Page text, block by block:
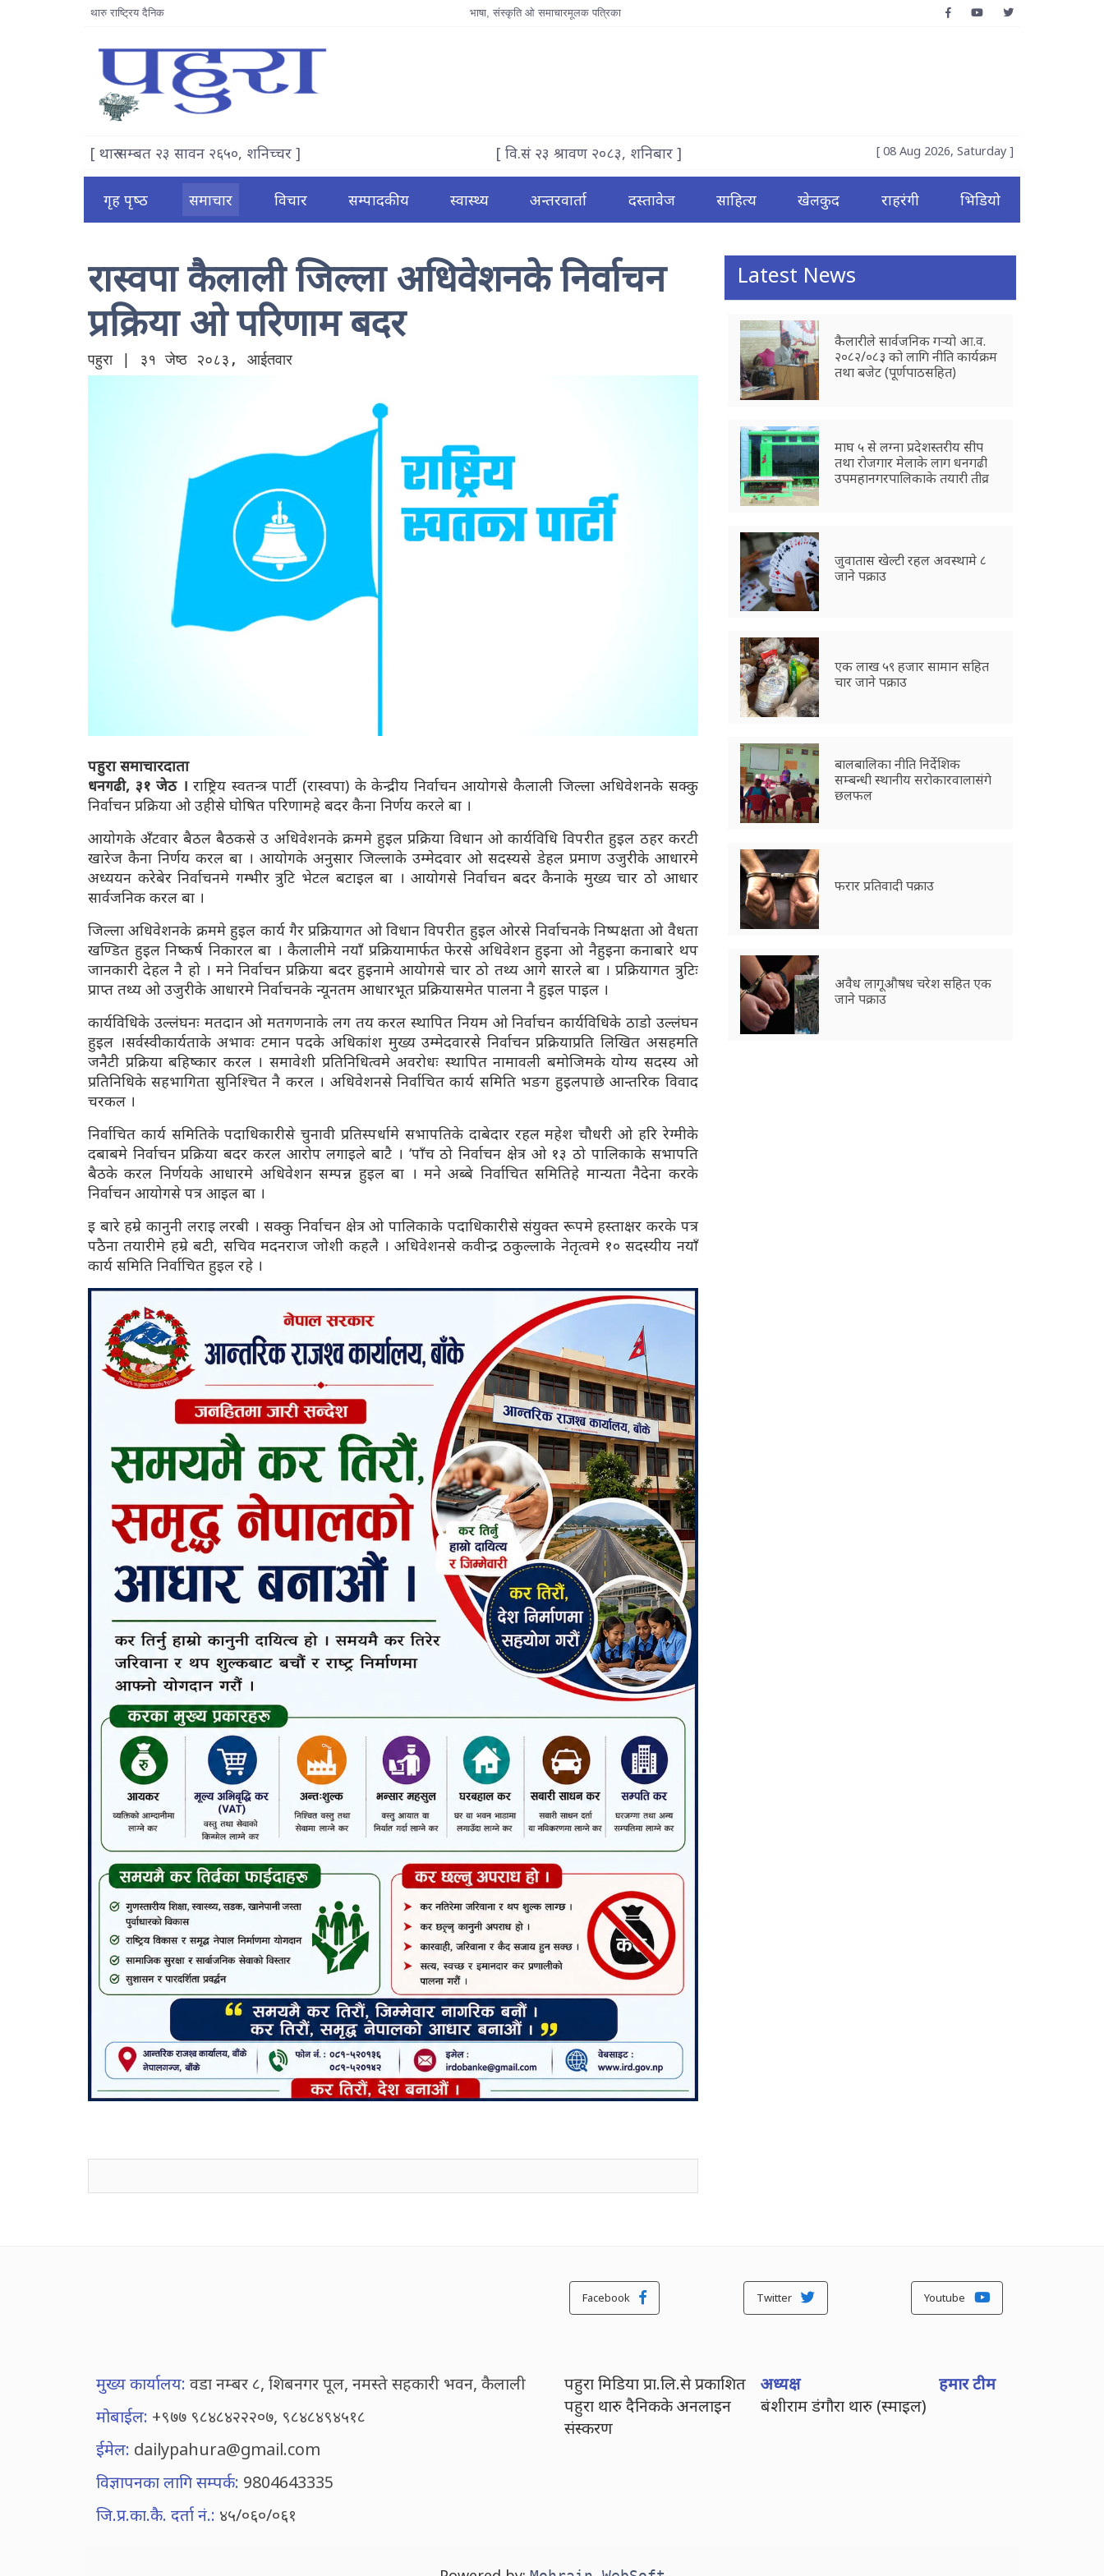
थारु राष्ट्रिय दैनिक भाषा, संस्कृति ओ समाचारमूलक पत्रिका
[ थारु सम्बत २३ सावन २६५०, शनिच्चर ] [ वि.सं २३ श्रावण २०८३, शनिबार ] [ 08 Aug 2026, Saturday ]
गृह पृष्‍ठ समाचार विचार सम्पादकीय स्वास्थ्य अन्तरवार्ता दस्तावेज साहित्य खेलकुद राहरंगी भिडियो
रास्वपा कैलाली जिल्ला अधिवेशनके निर्वाचन
प्रक्रिया ओ परिणाम बदर
पहुरा | ३१ जेष्ठ २०८३, आईतवार
पहुरा समाचारदाता
धनगढी, ३१ जेठ । राष्ट्रिय स्वतन्त्र पार्टी (रास्वपा) के केन्द्रीय निर्वाचन आयोगसे कैलाली जिल्ला अधिवेशनके सक्कु
निर्वाचन प्रक्रिया ओ उहीसे घोषित परिणामहे बदर कैना निर्णय करले बा ।
आयोगके अँटवार बैठल बैठकसे उ अधिवेशनके क्रममे हुइल प्रक्रिया विधान ओ कार्यविधि विपरीत हुइल ठहर करटी
खारेज कैना निर्णय करल बा । आयोगके अनुसार जिल्लाके उम्मेदवार ओ सदस्यसे डेहल प्रमाण उजुरीके आधारमे
अध्ययन करेबेर निर्वाचनमे गम्भीर त्रुटि भेटल बटाइल बा । आयोगसे निर्वाचन बदर कैनाके मुख्य चार ठो आधार
सार्वजनिक करल बा ।
जिल्ला अधिवेशनके क्रममे हुइल कार्य गैर प्रक्रियागत ओ विधान विपरीत हुइल ओरसे निर्वाचनके निष्पक्षता ओ वैधता
खण्डित हुइल निष्कर्ष निकारल बा । कैलालीमे नयाँ प्रक्रियामार्फत फेरसे अधिवेशन हुइना ओ नैहुइना कनाबारे थप
जानकारी देहल नै हो । मने निर्वाचन प्रक्रिया बदर हुइनामे आयोगसे चार ठो तथ्य आगे सारले बा । प्रक्रियागत त्रुटिः
प्राप्त तथ्य ओ उजुरीके आधारमे निर्वाचनके न्यूनतम आधारभूत प्रक्रियासमेत पालना नै हुइल पाइल ।
कार्यविधिके उल्लंघनः मतदान ओ मतगणनाके लग तय करल स्थापित नियम ओ निर्वाचन कार्यविधिके ठाडो उल्लंघन
हुइल ।सर्वस्वीकार्यताके अभावः टमान पदके अधिकांश मुख्य उम्मेदवारसे निर्वाचन प्रक्रियाप्रति लिखित असहमति
जनैटी प्रक्रिया बहिष्कार करल । समावेशी प्रतिनिधित्वमे अवरोधः स्थापित नामावली बमोजिमके योग्य सदस्य ओ
प्रतिनिधिके सहभागिता सुनिश्चित नै करल । अधिवेशनसे निर्वाचित कार्य समिति भङग हुइलपाछे आन्तरिक विवाद
चरकल ।
निर्वाचित कार्य समितिके पदाधिकारीसे चुनावी प्रतिस्पर्धामे सभापतिके दाबेदार रहल महेश चौधरी ओ हरि रेग्मीके
दबाबमे निर्वाचन प्रक्रिया बदर करल आरोप लगाइले बाटै । ‘पाँच ठो निर्वाचन क्षेत्र ओ १३ ठो पालिकाके सभापति
बैठके करल निर्णयके आधारमे अधिवेशन सम्पन्न हुइल बा । मने अब्बे निर्वाचित समितिहे मान्यता नैदेना करके
निर्वाचन आयोगसे पत्र आइल बा ।
इ बारे हम्रे कानुनी लराइ लरबी । सक्कु निर्वाचन क्षेत्र ओ पालिकाके पदाधिकारीसे संयुक्त रूपमे हस्ताक्षर करके पत्र
पठैना तयारीमे हम्रे बटी, सचिव मदनराज जोशी कहलै । अधिवेशनसे कवीन्द्र ठकुल्लाके नेतृत्वमे १० सदस्यीय नयाँ
कार्य समिति निर्वाचित हुइल रहे ।
Latest News
कैलारीले सार्वजनिक गर्‍यो आ.व.
२०८२/०८३ को लागि नीति कार्यक्रम
तथा बजेट (पूर्णपाठसहित)
माघ ५ से लग्ना प्रदेशस्तरीय सीप
तथा रोजगार मेलाके लाग धनगढी
उपमहानगरपालिकाके तयारी तीव्र
जुवातास खेल्टी रहल अवस्थामे ८
जाने पक्राउ
एक लाख ५९ हजार सामान सहित
चार जाने पक्राउ
बालबालिका नीति निर्देशिक
सम्बन्धी स्थानीय सरोकारवालासंगे
छलफल
फरार प्रतिवादी पक्राउ
अवैध लागूऔषध चरेश सहित एक
जाने पक्राउ
Facebook Twitter Youtube
मुख्य कार्यालय: वडा नम्बर ८, शिबनगर पूल, नमस्ते सहकारी भवन, कैलाली
मोबाईल: +९७७ ९८४८४२२२०७, ९८४८४९४५१८
ईमेल: dailypahura@gmail.com
विज्ञापनका लागि सम्पर्क: 9804643335
जि.प्र.का.कै. दर्ता नं.: ४५/०६०/०६१
पहुरा मिडिया प्रा.लि.से प्रकाशित
पहुरा थारु दैनिकके अनलाइन
संस्करण
अध्यक्ष
बंशीराम डंगौरा थारु (स्माइल)
हमार टीम